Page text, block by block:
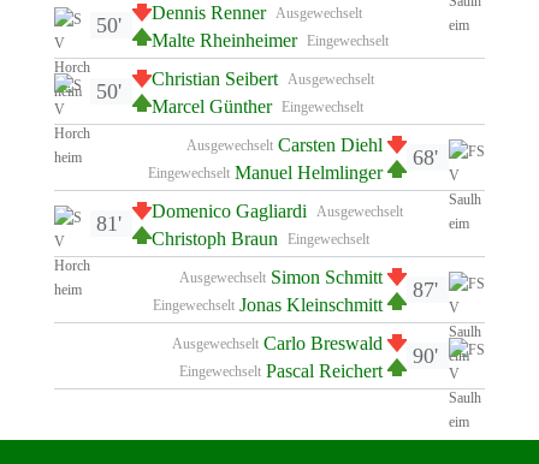
Ausgewechselt
Dennis Renner
Eingewechselt
Malte Rheinheimer
50'
Ausgewechselt
Christian Seibert
Eingewechselt
Marcel Günther
50'
68'
Ausgewechselt Carsten Diehl
Eingewechselt Manuel Helmlinger
Ausgewechselt
Domenico Gagliardi
Eingewechselt
Christoph Braun
81'
87'
Ausgewechselt Simon Schmitt
Eingewechselt Jonas Kleinschmitt
90'
Ausgewechselt Carlo Breswald
Eingewechselt Pascal Reichert